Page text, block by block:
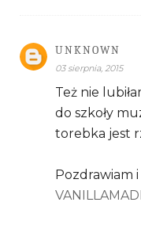
UNKNOWN
03 sierpnia, 2015
Też nie
do szkoły
torebka jest
Pozdrawiam